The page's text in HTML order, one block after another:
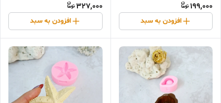
199,000
افزودن به سبد
327,000
افزودن به سبد